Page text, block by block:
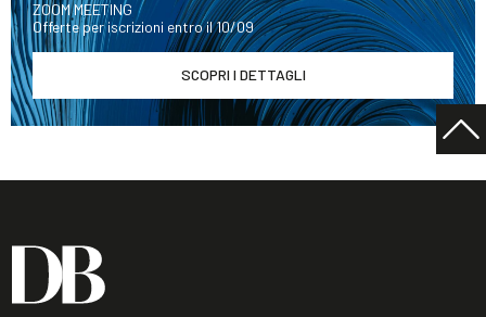
ZOOM MEETING
Offerte per iscrizioni entro il 10/09
SCOPRI I DETTAGLI